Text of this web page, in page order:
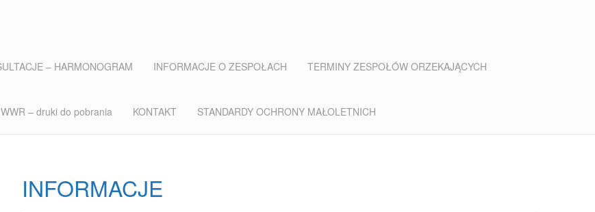
– HARMONOGRAM INFORMACJE O ZESPOŁACH TERMINY ZESPOŁÓW ORZEKAJĄCYCH
– druki do pobrania KONTAKT STANDARDY OCHRONY MAŁOLETNICH
INFORMACJE